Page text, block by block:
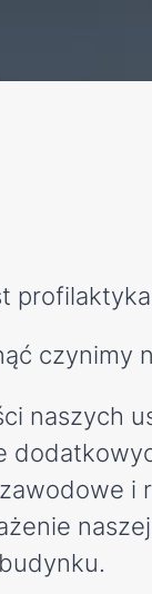
czynimy
naszych
i